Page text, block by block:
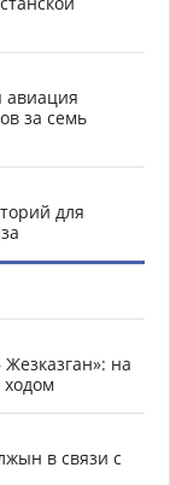
авиация
за семь
для
на
в связи с